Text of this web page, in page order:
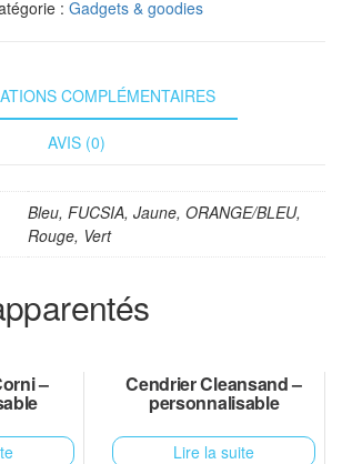
: Gadgets & goodies
COMPLÉMENTAIRES
AVIS (0)
Bleu, FUCSIA, Jaune, ORANGE/BLEU,
Rouge, Vert
– Cendrier Cleansand –
personnalisable
Lire la suite